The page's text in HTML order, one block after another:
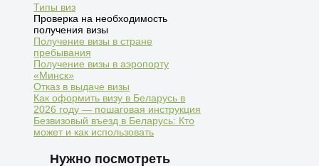
Типы виз
Проверка на необходимость
получения визы
Получение визы в стране
пребывания
Получение визы в аэропорту
«Минск»
Отказ в выдаче визы
Как оформить визу в Беларусь в
2026 году — пошаговая инструкция
Безвизовый въезд в Беларусь: Кто
может и как использовать
Нужно посмотреть